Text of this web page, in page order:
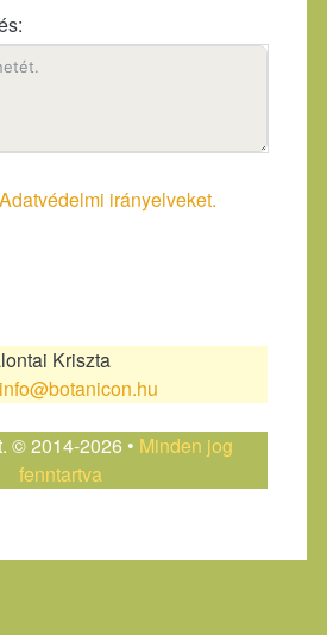
Adatvédelmi irányelveket.
Kriszta
info@botanicon.hu
© 2014-2026 • Minden jog
fenntartva